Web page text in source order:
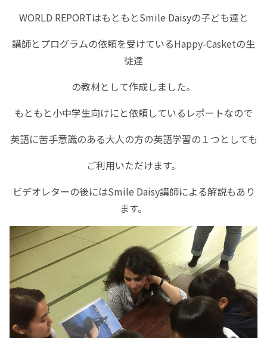
WORLD REPORTはもともとSmile Daisyの子ども達と
講師とプログラムの依頼を受けているHappy-Casketの生
徒達
の教材として作成しました。
もともと小中学生向けにと依頼しているレポートなので
英語に苦手意識のある大人の方の英語学習の１つとしても
ご利用いただけます。
ビデオレターの後にはSmile Daisy講師による解説もあり
ます。